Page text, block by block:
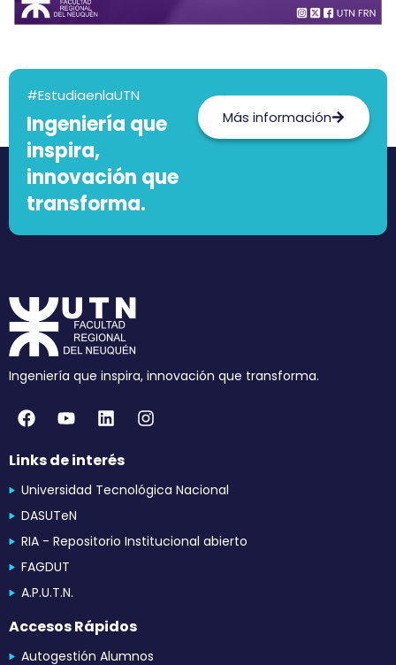
#EstudiaenlaUTN
Ingeniería que
inspira,
innovación que
transforma.
Más información
Ingeniería que inspira, innovación que transforma.
Links de interés
Universidad Tecnológica Nacional
DASUTeN
RIA - Repositorio Institucional abierto
FAGDUT
A.P.U.T.N.
Accesos Rápidos
Autogestión Alumnos